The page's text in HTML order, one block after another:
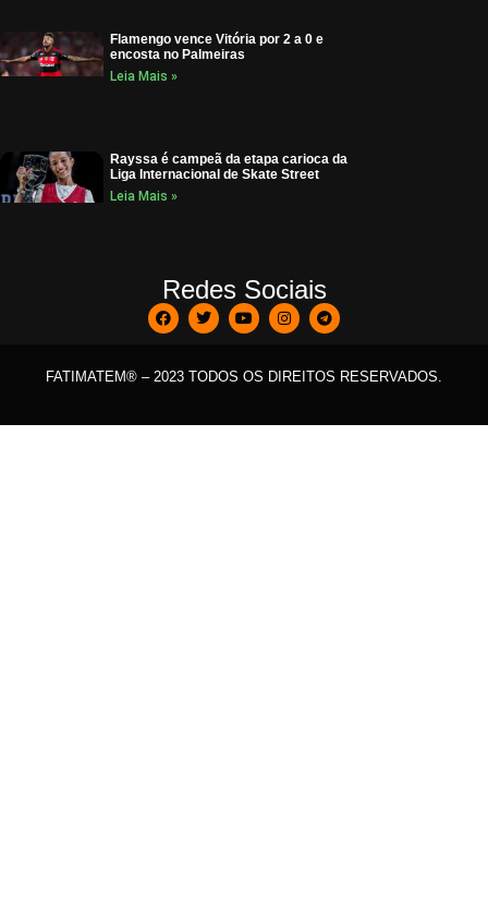
Flamengo vence Vitória por 2 a 0 e
encosta no Palmeiras
Leia Mais »
Rayssa é campeã da etapa carioca da
Liga Internacional de Skate Street
Leia Mais »
Redes Sociais
FATIMATEM® – 2023 TODOS OS DIREITOS RESERVADOS.